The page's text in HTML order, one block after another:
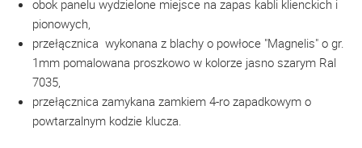
obok panelu wydzielone miejsce na zapas kabli klienckich i
pionowych,
przełącznica wykonana z blachy o powłoce "Magnelis" o gr.
1mm pomalowana proszkowo w kolorze jasno szarym Ral
7035,
przełącznica zamykana zamkiem 4-ro zapadkowym o
powtarzalnym kodzie klucza.